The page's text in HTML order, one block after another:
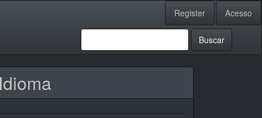
Register Acesso
Buscar
Idioma